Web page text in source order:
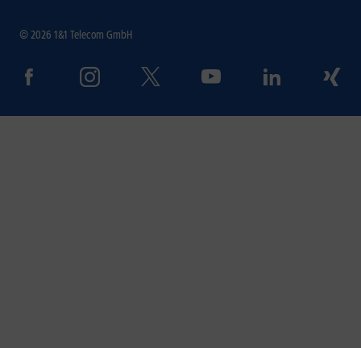
© 2026 1&1 Telecom GmbH